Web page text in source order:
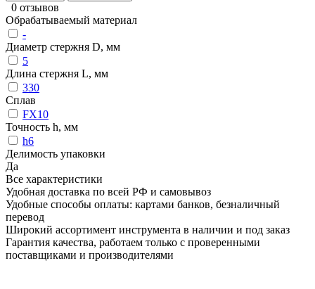
0 отзывов
Обрабатываемый материал
-
Диаметр стержня D, мм
5
Длина стержня L, мм
330
Сплав
FX10
Точность h, мм
h6
Делимость упаковки
Да
Все характеристики
Удобная доставка по всей РФ и самовывоз
Удобные способы оплаты: картами банков, безналичный
перевод
Широкий ассортимент инструмента в наличии и под заказ
Гарантия качества, работаем только с проверенными
поставщиками и производителями